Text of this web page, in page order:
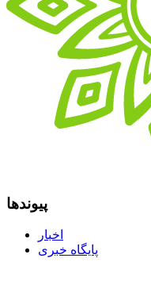
پیوندها
اخبار
پایگاه خبری